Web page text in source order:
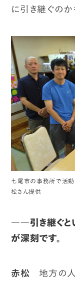
に引き継ぐのか
七尾市の事務所で活
松さん提供
――引き継ぐと
が深刻です。
赤松 地方の